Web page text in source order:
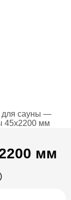
сауны
45х2200 мм
мм